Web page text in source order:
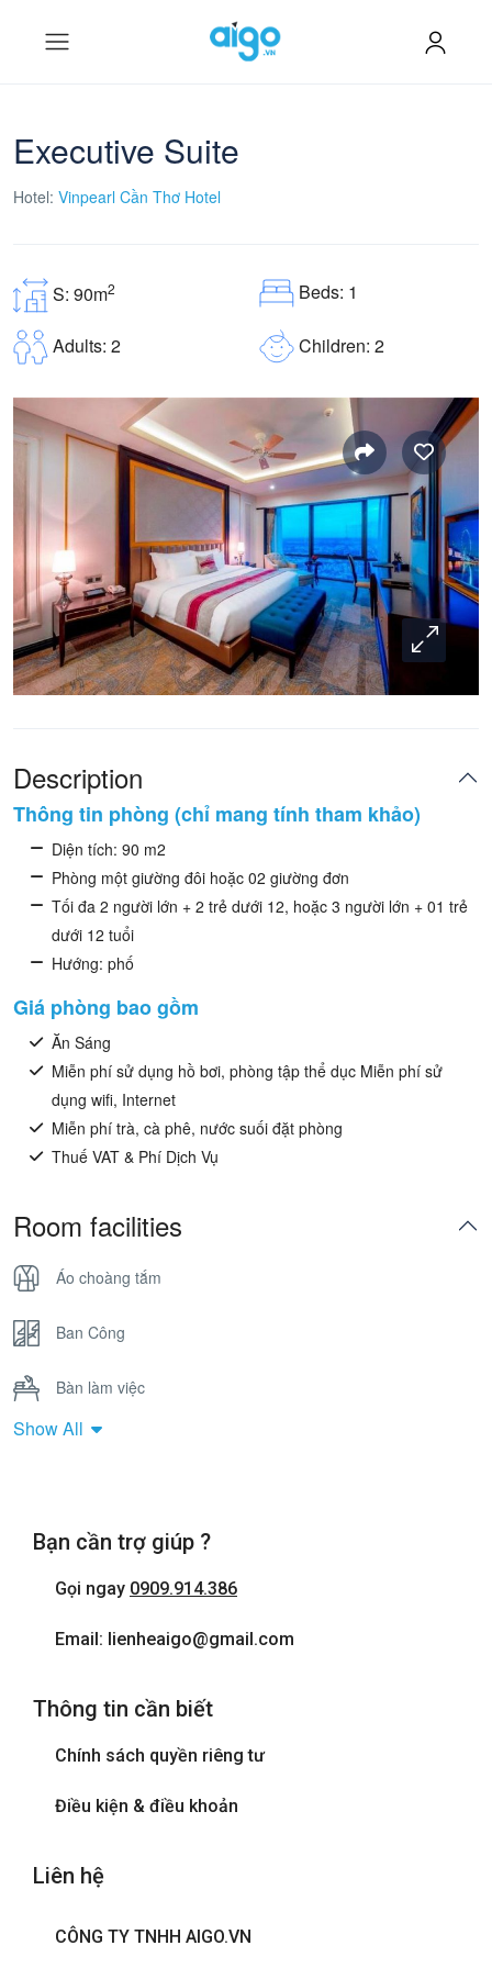
Executive Suite
Hotel: Vinpearl Cần Thơ Hotel
S: 90m2 Beds: 1
Adults: 2 Children: 2
Description
Thông tin phòng (chỉ mang tính tham khảo)
Diện tích: 90 m2
Phòng một giường đôi hoặc 02 giường đơn
Tối đa 2 người lớn + 2 trẻ dưới 12, hoặc 3 người lớn + 01 trẻ
dưới 12 tuổi
Hướng: phố
Giá phòng bao gồm
Ăn Sáng
Miễn phí sử dụng hồ bơi, phòng tập thể dục Miễn phí sử
dụng wifi, Internet
Miễn phí trà, cà phê, nước suối đặt phòng
Thuế VAT & Phí Dịch Vụ
Room facilities
Áo choàng tắm
Ban Công
Bàn làm việc
Bồn Tắm Nằm
Điện thoại
Phòng tắm đứng
Show All
Bạn cần trợ giúp ?
Gọi ngay 0909.914.386
Email: lienheaigo@gmail.com
Thông tin cần biết
Chính sách quyền riêng tư
Điều kiện & điều khoản
Liên hệ
CÔNG TY TNHH AIGO.VN